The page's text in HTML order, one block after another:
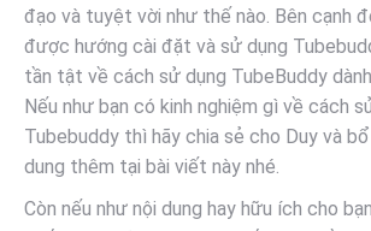
đạo và tuyệt vời như thế nào. Bên cạnh
được hướng cài đặt và sử dụng
tần tật về cách sử dụng TubeBuddy
Nếu như bạn có kinh nghiệm gì về cách
Tubebuddy thì hãy chia sẻ cho Duy và
dung thêm tại bài viết này nhé.
Còn nếu như nội dung hay hữu ích cho